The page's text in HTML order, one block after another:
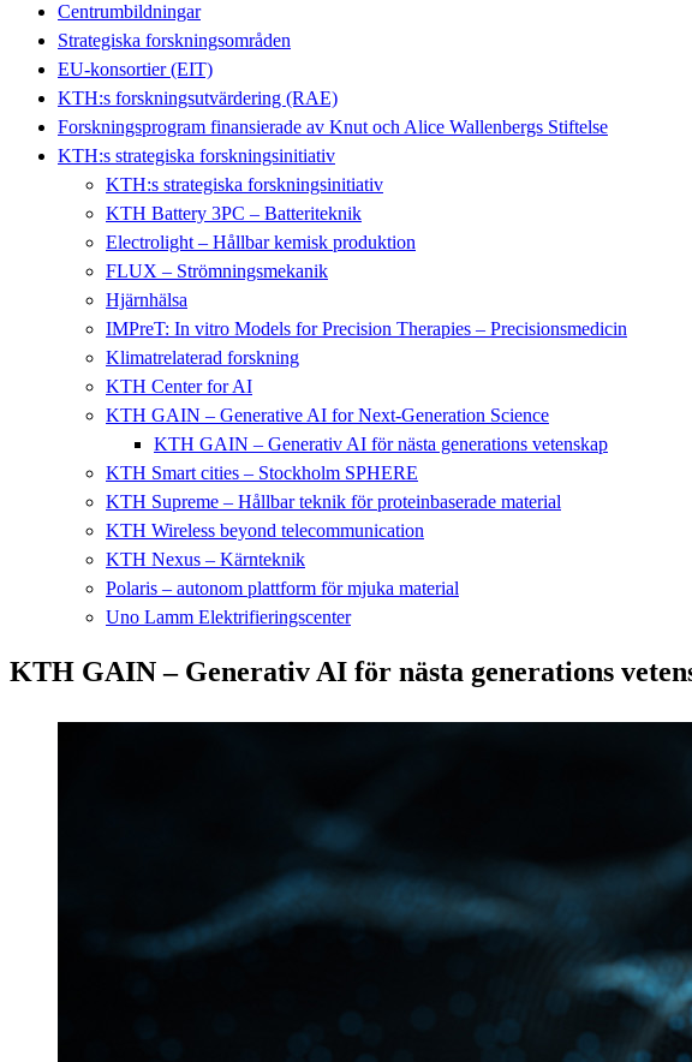
Centrumbildningar
Strategiska forskningsområden
EU-konsortier (EIT)
KTH:s forskningsutvärdering (RAE)
Forskningsprogram finansierade av Knut och Alice Wallenbergs Stiftelse
KTH:s strategiska forskningsinitiativ
KTH:s strategiska forskningsinitiativ
KTH Battery 3PC – Batteriteknik
Electrolight – Hållbar kemisk produktion
FLUX – Strömningsmekanik
Hjärnhälsa
IMPreT: In vitro Models for Precision Therapies – Precisionsmedicin
Klimatrelaterad forskning
KTH Center for AI
KTH GAIN – Generative AI for Next-Generation Science
KTH GAIN – Generativ AI för nästa generations vetenskap
KTH Smart cities – Stockholm SPHERE
KTH Supreme – Hållbar teknik för proteinbaserade material
KTH Wireless beyond telecommunication
KTH Nexus – Kärnteknik
Polaris – autonom plattform för mjuka material
Uno Lamm Elektrifieringscenter
KTH GAIN – Generativ AI för nästa generations